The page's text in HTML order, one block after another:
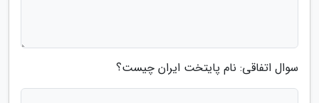
سوال اتفاقی: نام پایتخت ایران چیست؟